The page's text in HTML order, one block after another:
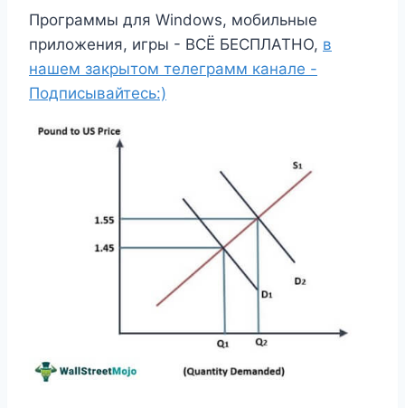
Программы для Windows, мобильные
приложения, игры - ВСЁ БЕСПЛАТНО, в
нашем закрытом телеграмм канале -
Подписывайтесь:)